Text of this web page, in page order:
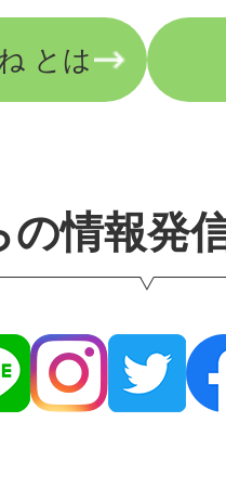
とは
の情報発